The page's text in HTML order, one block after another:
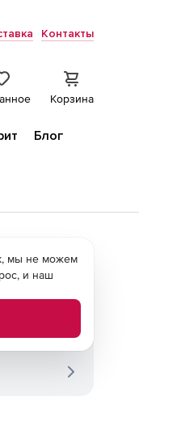
Контакты
Корзина
Блог
мы не можем
и наш